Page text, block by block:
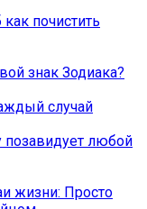
почистить
знак Зодиака?
случай
позавидует любой
жизни: Просто